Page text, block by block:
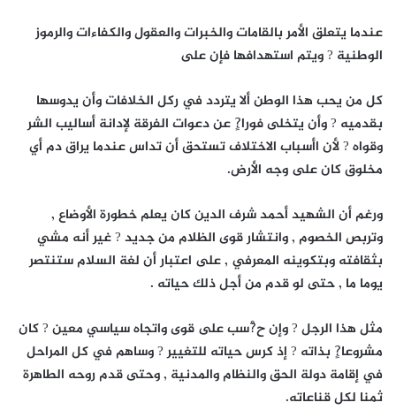
عندما يتعلق الأمر بالقامات والخبرات والعقول والكفاءات والرموز
الوطنية ? ويتم استهدافها فإن على
كل من يحب هذا الوطن ألا يتردد في ركل الخلافات وأن يدوسها
بقدميه ? وأن يتخلى فورا?ٍ عن دعوات الفرقة لإدانة أساليب الشر
وقواه ? لأن اأسباب الاختلاف تستحق أن تداس عندما يراق دم أي
مخلوق كان على وجه الأرض.
ورغم أن الشهيد أحمد شرف الدين كان يعلم خطورة الأوضاع ,
وتربص الخصوم , وانتشار قوى الظلام من جديد ? غير أنه مشي
بثقافته وبتكوينه المعرفي , على اعتبار أن لغة السلام ستنتصر
يوما ما , حتى لو قدم من أجل ذلك حياته .
مثل هذا الرجل ? وإن ح?ْسب على قوى واتجاه سياسي معين ? كان
مشروعا?ٍ بذاته ? إذ كرس حياته للتغيير ? وساهم في كل المراحل
في إقامة دولة الحق والنظام والمدنية , وحتى قدم روحه الطاهرة
ثمنا لكل قناعاته.